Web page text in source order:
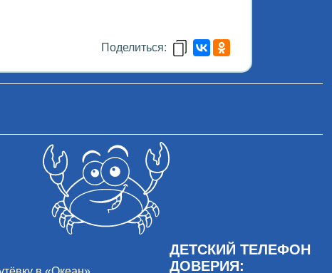
Поделиться:
ДЕТСКИЙ ТЕЛЕФОН
ДОВЕРИЯ: